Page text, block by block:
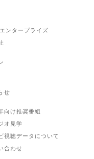
ンタープライズ
せ
向け推奨番組
オ見学
視聴データについて
合わせ